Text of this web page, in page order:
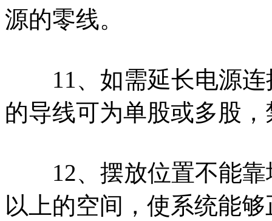
源的零线。
11、如需延长电源连
的导线可为单股或多股
12、摆放位置不能靠
以上的空间，使系统能